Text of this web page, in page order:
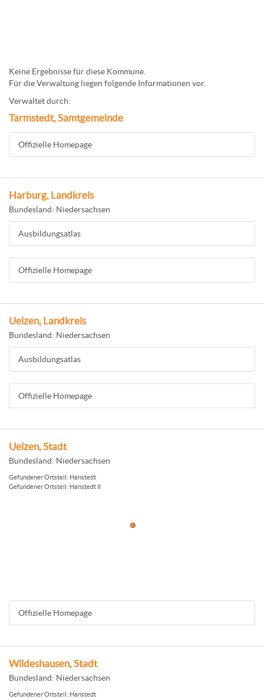
Keine Ergebnisse für diese Kommune.
Für die Verwaltung liegen folgende Informationen vor.
Verwaltet durch:
Tarmstedt, Samtgemeinde
Offizielle Homepage
Harburg, Landkreis
Bundesland: Niedersachsen
Ausbildungsatlas
Offizielle Homepage
Uelzen, Landkreis
Bundesland: Niedersachsen
Ausbildungsatlas
Offizielle Homepage
Uelzen, Stadt
Bundesland: Niedersachsen
Gefundener Ortsteil: Hanstedt
Gefundener Ortsteil: Hanstedt II
Offizielle Homepage
Wildeshausen, Stadt
Bundesland: Niedersachsen
Gefundener Ortsteil: Hanstedt